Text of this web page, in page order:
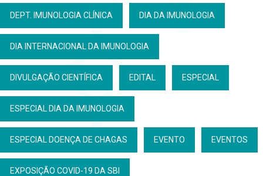
DEPT. IMUNOLOGIA CLÍNICA DIA DA IMUNOLOGIA
DIA INTERNACIONAL DA IMUNOLOGIA
DIVULGAÇÃO CIENTÍFICA EDITAL ESPECIAL
ESPECIAL DIA DA IMUNOLOGIA
ESPECIAL DOENÇA DE CHAGAS EVENTO EVENTOS
EXPOSIÇÃO COVID-19 DA SBI